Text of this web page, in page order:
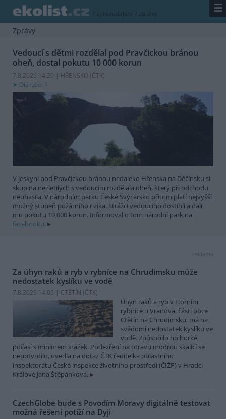
/ zpravodajství / zprávy ☰
Zprávy
Vedoucí s dětmi rozdělal pod Pravčickou bránou
oheň, dostal pokutu 10 000 korun
7.8.2026 14:20 | HŘENSKO (ČTK)
Diskuse: 1
V jeskyni pod Pravčickou bránou nedaleko Hřenska na Děčínsku si
skupina nezletilých s vedoucím rozdělala oheň, který při odchodu
neuhasila. V národním parku České Švýcarsko přitom platí nejvyšší
možný stupeň požárního rizika. Strážci vedoucího dostihli a dali
mu pokutu 10 000 korun. Informoval o tom národní park na
facebooku.
reklama
Za úhyn raků a ryb v rybníce na Chrudimsku může
nedostatek kyslíku ve vodě
7.8.2026 14:05 | CTĚTÍN (ČTK)
Úhyn raků a ryb v Horním
rybníce u Vranova, části obce
Ctětín na Chrudimsku, má na
svědomí nedostatek kyslíku ve
vodě. Způsobilo ho horké
počasí s minimem srážek. Podezření na otravu modrou skalicí se
nepotvrdilo, uvedla na dotaz ČTK ředitelka oblastního
inspektorátu České inspekce životního prostředí (ČIŽP) v Hradci
Králové Jana Štěpánková.
CzechGlobe bude s Povodím Moravy digitálně testovat
možná řešení potíží na Dyji